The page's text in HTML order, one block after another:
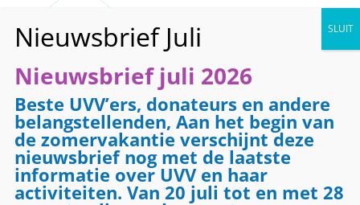
Activiteiten vandaag
Zondag
Nieuwsbrief juli 2026
Beste UVV’ers, donateurs en andere
belangstellenden, Aan het begin van
de zomervakantie verschijnt deze
nieuwsbrief nog met de laatste
informatie over UVV en haar
activiteiten. Van 20 juli tot en met 28